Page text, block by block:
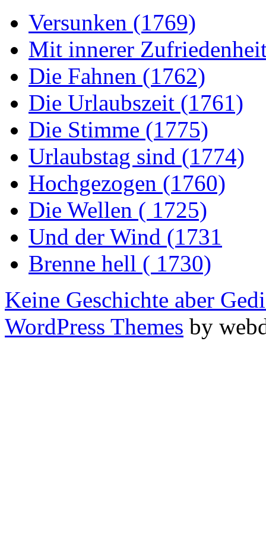
Versunken (1769)
Mit innerer
Die Fahnen (1762)
Die Urlaubszeit (1761)
Die Stimme (1775)
Urlaubstag sind (1774)
Hochgezogen (1760)
Die Wellen ( 1725)
Und der Wind (1731
Brenne hell ( 1730)
Keine Geschichte aber
WordPress Themes by